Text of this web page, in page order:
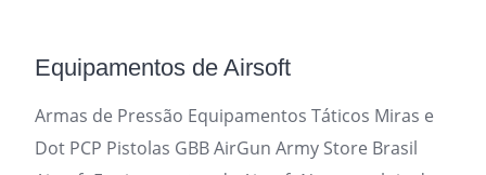
Equipamentos de Airsoft
Armas de Pressão Equipamentos Táticos Miras e
Dot PCP Pistolas GBB AirGun Army Store Brasil